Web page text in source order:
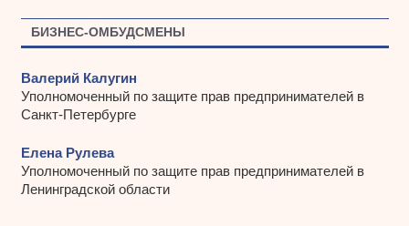
БИЗНЕС-ОМБУДСМЕНЫ
Валерий Калугин
Уполномоченный по защите прав предпринимателей в
Санкт-Петербурге
Елена Рулева
Уполномоченный по защите прав предпринимателей в
Ленинградской области